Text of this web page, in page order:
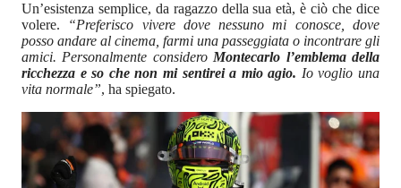
Un’esistenza semplice, da ragazzo della sua età, è ciò che dice
volere.
“Preferisco vivere dove nessuno mi conosce, dove
posso andare al cinema, farmi una passeggiata o incontrare gli
amici. Personalmente considero Montecarlo l’emblema della
ricchezza e so che non mi sentirei a mio agio. Io voglio una
vita normale”, ha spiegato.